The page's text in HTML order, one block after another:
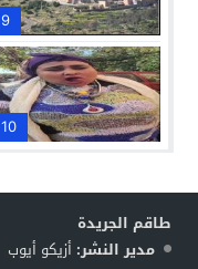
9
10
طاقم الجريدة
مدير النشر: أزيكو أيوب